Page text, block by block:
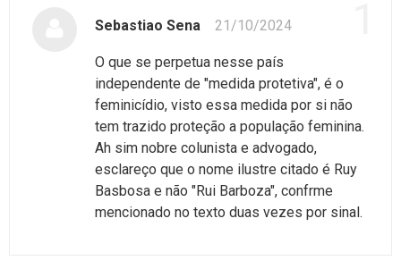
Sebastiao Sena 21/10/2024
O que se perpetua nesse país
independente de "medida protetiva", é o
feminicídio, visto essa medida por si não
tem trazido proteção a população feminina.
Ah sim nobre colunista e advogado,
esclareço que o nome ilustre citado é Ruy
Basbosa e não "Rui Barboza", confrme
mencionado no texto duas vezes por sinal.